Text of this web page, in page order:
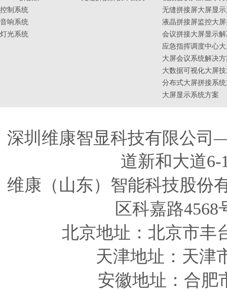
控制系统
音响系统
灯光系统
无缝拼接屏大屏显
液晶拼接屏监控大
会议拼接大屏显示
应急指挥调度中心
大屏会议系统解决
大数据可视化大屏
分布式大屏拼接系
大屏显示系统方案
深圳维康智显科技有限公
道新和大道6-
维康（山东）智能科技股
区科嘉路
北京地址：北京市丰
天津地址 ：天津
安徽地址 ：合